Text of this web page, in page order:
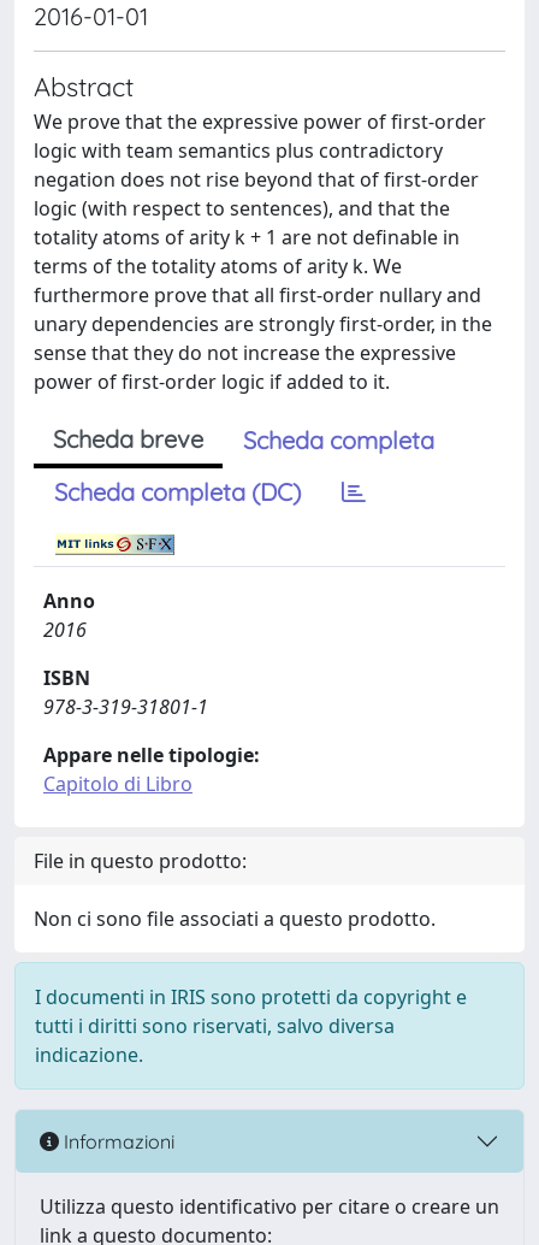
2016-01-01
Abstract
We prove that the expressive power of first-order
logic with team semantics plus contradictory
negation does not rise beyond that of first-order
logic (with respect to sentences), and that the
totality atoms of arity k + 1 are not definable in
terms of the totality atoms of arity k. We
furthermore prove that all first-order nullary and
unary dependencies are strongly first-order, in the
sense that they do not increase the expressive
power of first-order logic if added to it.
Scheda breve
Scheda completa
Scheda completa (DC)
Anno
2016
ISBN
978-3-319-31801-1
Appare nelle tipologie:
Capitolo di Libro
File in questo prodotto:
Non ci sono file associati a questo prodotto.
I documenti in IRIS sono protetti da copyright e
tutti i diritti sono riservati, salvo diversa
indicazione.
Informazioni
Utilizza questo identificativo per citare o creare un
link a questo documento: